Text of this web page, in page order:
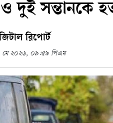
ও দুই সন্তানকে
রিপোর্ট
মে ২০২৬, ০৯:৫৯ পিএম